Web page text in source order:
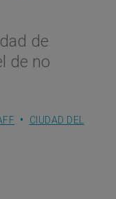
de
de no
CIUDAD DEL